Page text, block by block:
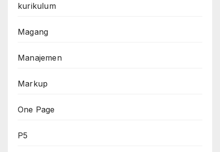
kurikulum
Magang
Manajemen
Markup
One Page
P5